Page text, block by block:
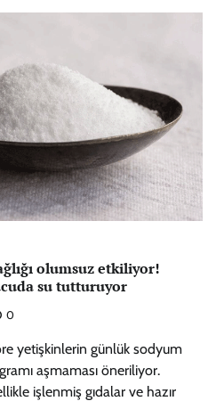
olumsuz etkiliyor!
su tutturuyor
0
yetişkinlerin günlük sodyum
aşmaması öneriliyor.
işlenmiş gıdalar ve hazır